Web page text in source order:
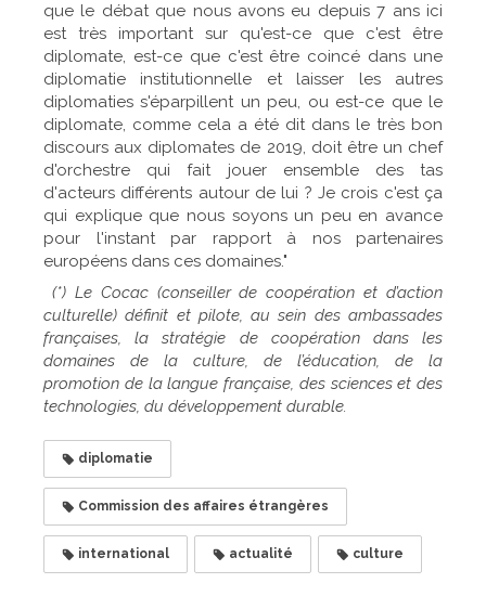
que le débat que nous avons eu depuis 7 ans ici
est très important sur qu'est-ce que c'est être
diplomate, est-ce que c'est être coincé dans une
diplomatie institutionnelle et laisser les autres
diplomaties s'éparpillent un peu, ou est-ce que le
diplomate, comme cela a été dit dans le très bon
discours aux diplomates de 2019, doit être un chef
d'orchestre qui fait jouer ensemble des tas
d'acteurs différents autour de lui ? Je crois c'est ça
qui explique que nous soyons un peu en avance
pour l'instant par rapport à nos partenaires
européens dans ces domaines."
(*) Le Cocac (conseiller de coopération et d’action
culturelle) définit et pilote, au sein des ambassades
françaises, la stratégie de coopération dans les
domaines de la culture, de l’éducation, de la
promotion de la langue française, des sciences et des
technologies, du développement durable.
diplomatie
Commission des affaires étrangères
international actualité culture